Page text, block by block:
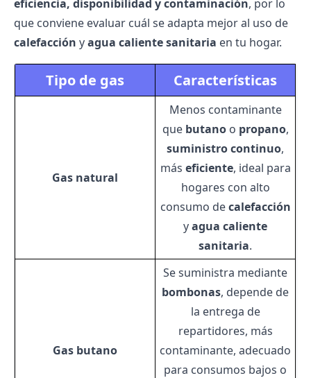
eficiencia, disponibilidad y contaminación, por lo
que conviene evaluar cuál se adapta mejor al uso de
calefacción yagua caliente sanitaria en tu hogar.
Tipo de gas Características
Gas natural
Menos contaminante
que butanoo propano,
suministro continuo,
más eficiente, ideal para
hogares con alto
consumo decalefacción
yagua caliente
sanitaria.
Gas butano
Se suministra mediante
bombonas, depende de
la entrega de
repartidores, más
contaminante, adecuado
para consumos bajos o